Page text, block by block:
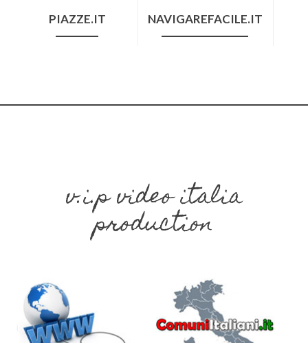
PIAZZE.IT NAVIGAREFACILE.IT
v.i.p video italia
production